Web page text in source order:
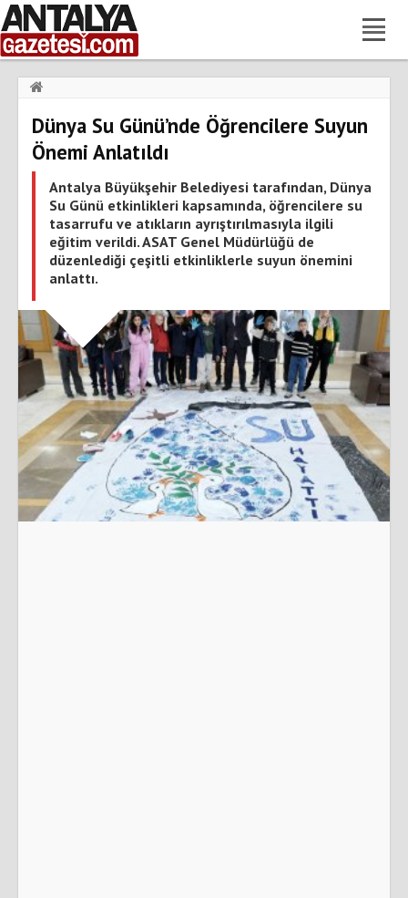
Dünya Su Günü’nde Öğrencilere Suyun Önemi Anlatıldı
Dünya Su Günü’nde Öğrencilere Suyun
Önemi Anlatıldı
Antalya Büyükşehir Belediyesi tarafından, Dünya
Su Günü etkinlikleri kapsamında, öğrencilere su
tasarrufu ve atıkların ayrıştırılmasıyla ilgili
eğitim verildi. ASAT Genel Müdürlüğü de
düzenlediği çeşitli etkinliklerle suyun önemini
anlattı.